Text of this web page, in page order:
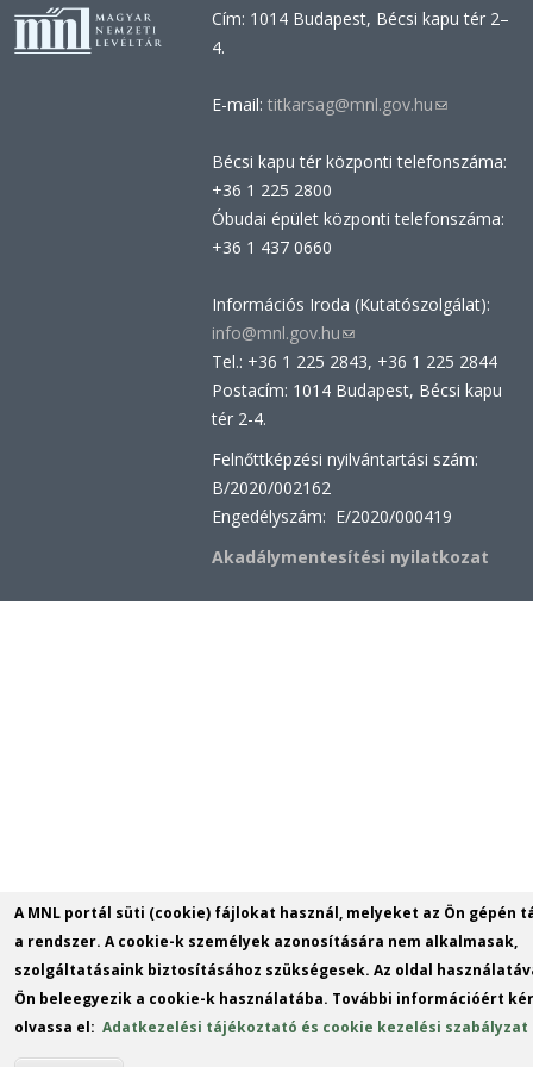
Cím: 1014 Budapest, Bécsi kapu tér 2–
4.
E-mail: titkarsag@mnl.gov.hu(link
e-
Bécsi kapu tér központi telefonszáma:
+36 1 225 2800
Óbudai épület központi telefonszáma:
+36 1 437 0660
Információs Iroda (Kutatószolgálat):
info@mnl.gov.hu(link
sends
e-
Tel.: +36 1 225 2843, +36 1 225 2844
Postacím: 1014 Budapest, Bécsi kapu
tér 2-4.
Felnőttképzési nyilvántartási szám:
B/2020/002162
Engedélyszám: E/2020/000419
Akadálymentesítési nyilatkozat
A MNL portál süti (cookie) fájlokat használ, melyeket az Ön gépén
a rendszer. A cookie-k személyek azonosítására nem alkalmasak,
szolgáltatásaink biztosításához szükségesek. Az oldal
Ön beleegyezik a cookie-k használatába. További információért
olvassa el:Adatkezelési tájékoztató és cookie kezelési szabályzat